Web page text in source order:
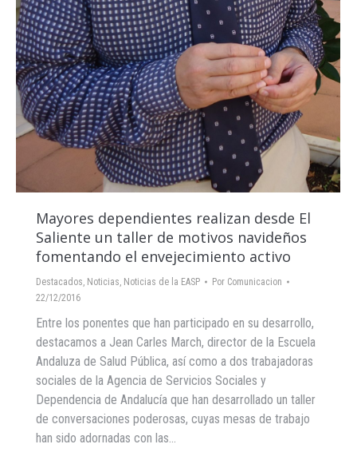
Mayores dependientes realizan desde El
Saliente un taller de motivos navideños
fomentando el envejecimiento activo
Destacados Noticias Noticias de la EASP Por Comunicacion
22/12/2016
Entre los ponentes que han participado en su desarrollo,
destacamos a Jean Carles March, director de la Escuela
Andaluza de Salud Pública, así como a dos trabajadoras
sociales de la Agencia de Servicios Sociales y
Dependencia de Andalucía que han desarrollado un taller
de conversaciones poderosas, cuyas mesas de trabajo
han sido adornadas con las…